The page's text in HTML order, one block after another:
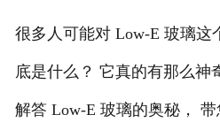
很多人可能对 Low-E 玻璃这
底是什么？ 它真的有那么神
解答 Low-E 玻璃的奥秘，